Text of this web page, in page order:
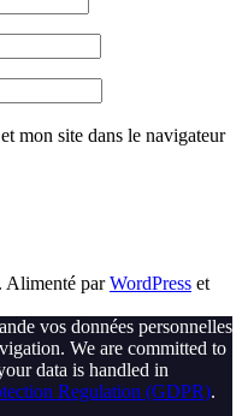
mon site dans le navigateur
Alimenté parWordPress et
vos données personnelles
We are committed to
data is handled in
Regulation (GDPR).